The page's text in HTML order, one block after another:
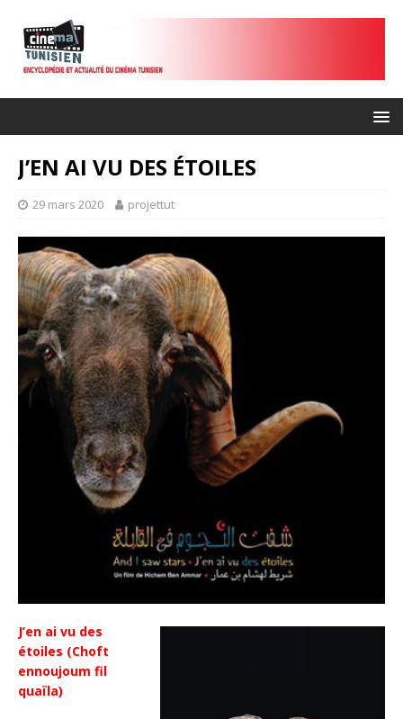
J’EN AI VU DES ÉTOILES
29 mars 2020 projettut
J’en ai vu des
étoiles (Choft
ennoujoum fil
quaïla)